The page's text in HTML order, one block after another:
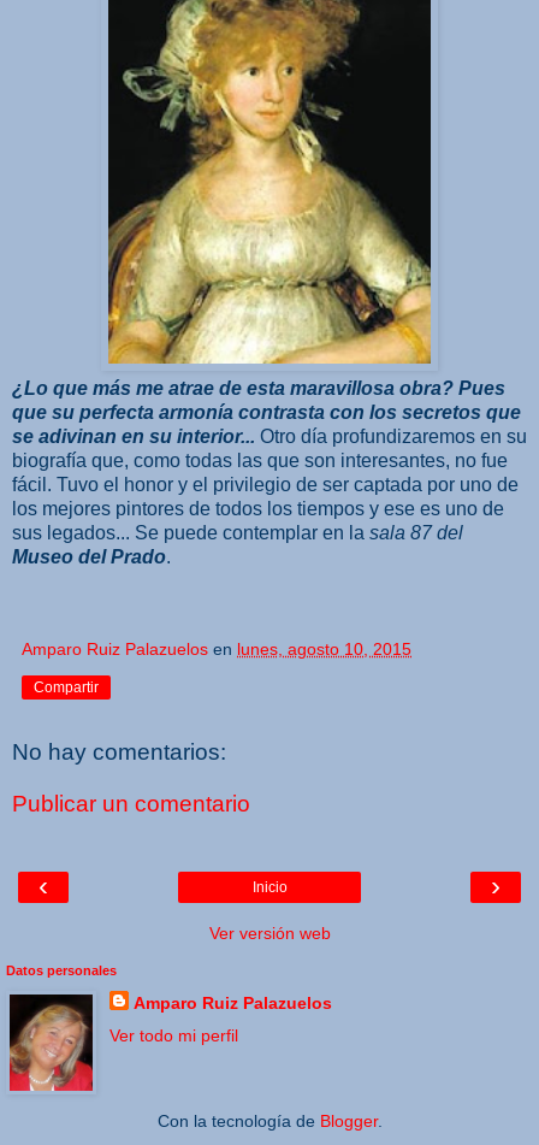
¿Lo que más me atrae de esta maravillosa obra? Pues
que su perfecta armonía contrasta con los secretos que
se adivinan en su interior... Otro día profundizaremos en su
biografía que, como todas las que son interesantes, no fue
fácil. Tuvo el honor y el privilegio de ser captada por uno de
los mejores pintores de todos los tiempos y ese es uno de
sus legados... Se puede contemplar en la sala 87 del
Museo del Prado.
Amparo Ruiz Palazuelos en lunes, agosto 10, 2015
Compartir
No hay comentarios:
Publicar un comentario
‹ ›
Inicio
Ver versión web
Datos personales
Amparo Ruiz Palazuelos
Ver todo mi perfil
Con la tecnología de Blogger.